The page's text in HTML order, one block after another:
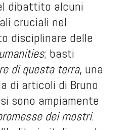
dibattito alcuni
cruciali nel
disciplinare delle
; basti
di questa terra, una
di articoli di Bruno
sono ampiamente
dei mostri.